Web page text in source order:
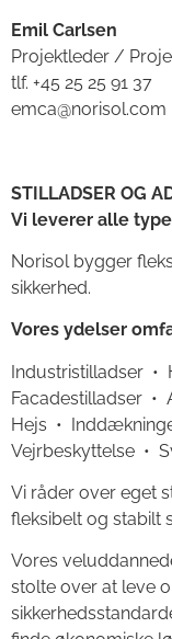
Emil Carlsen
Projektleder /
tlf. +45 25 25 91 37
emca@norisol.com
STILLADSER OG
Vi leverer alle
Norisol bygger
sikkerhed.
Vores ydelser
Industristilladser •
Facadestilladser •
Hejs •
Vejrbeskyttelse •
Vi råder over eget
fleksibelt og stabilt
Vores
stolte over at leve